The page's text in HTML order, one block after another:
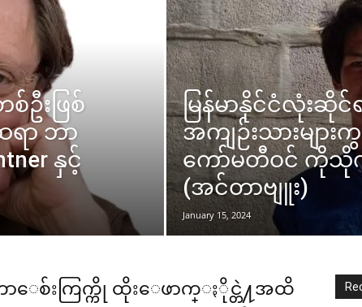
ဦးဖြစ်
ာ ဘာ
နှင့်
မြန်မာနိုင်ငံလုံးဆိုင်
အကျဉ်းသားများ
ကော်မတီဝင် ကိုသို
(အင်တာဗျူး)
January 15, 2024
ေစ်းကြက္ကို ထိုးေဖာက္ႏိုင္တဲ႔အထိ